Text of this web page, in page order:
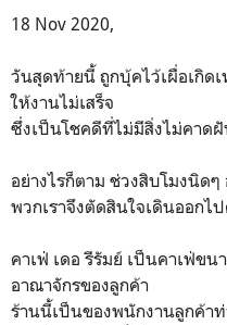
18 Nov 2020,
วันสุดท้ายนี้ ถูกบุ้คไว้เผื่อเกิด
ให้งานไม่เสร็จ
ซึ่งเป็นโชคดีที่ไม่มีสิ่งไม่คาด
อย่างไรก็ตาม ช่วงสิบโมงนิด
พวกเราจึงตัดสินใจเดินออกไ
คาเฟ่ เดอ รีรัมย์ เป็นคาเฟ่ขน
อาณาจักรของลูกค้า
ร้านนี้เป็นของพนักงานลูกค้า